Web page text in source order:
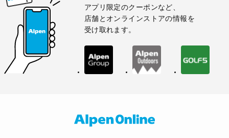
アプリ限定のクーポンなど、
店舗とオンラインストアの情報を
受け取れます。